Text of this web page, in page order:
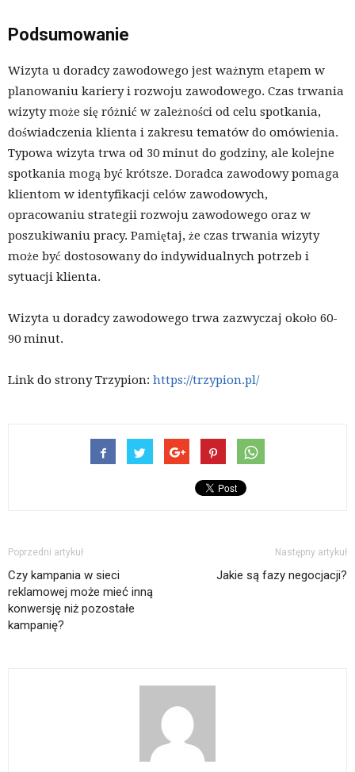
Podsumowanie
Wizyta u doradcy zawodowego jest ważnym etapem w
planowaniu kariery i rozwoju zawodowego. Czas trwania
wizyty może się różnić w zależności od celu spotkania,
doświadczenia klienta i zakresu tematów do omówienia.
Typowa wizyta trwa od 30 minut do godziny, ale kolejne
spotkania mogą być krótsze. Doradca zawodowy pomaga
klientom w identyfikacji celów zawodowych,
opracowaniu strategii rozwoju zawodowego oraz w
poszukiwaniu pracy. Pamiętaj, że czas trwania wizyty
może być dostosowany do indywidualnych potrzeb i
sytuacji klienta.
Wizyta u doradcy zawodowego trwa zazwyczaj około 60-
90 minut.
Link do strony Trzypion: https://trzypion.pl/
Poprzedni artykuł
Czy kampania w sieci
reklamowej może mieć inną
konwersję niż pozostałe
kampanię?
Następny artykuł
Jakie są fazy negocjacji?